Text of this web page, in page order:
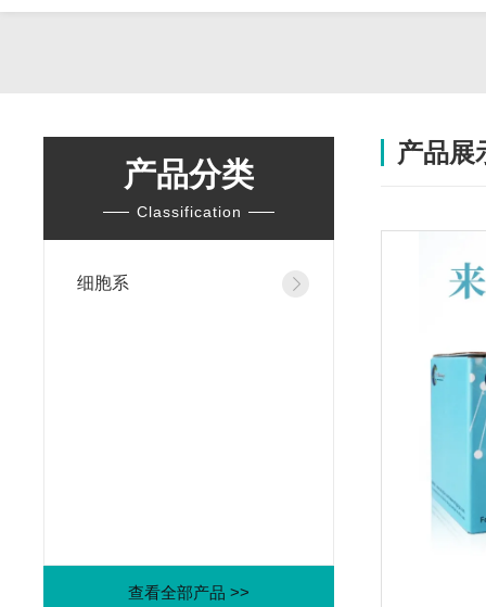
产品分类
Classification
细胞系
查看全部产品 >>
产品展